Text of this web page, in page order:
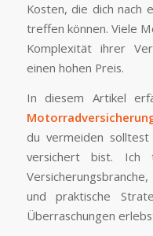
Kosten, die dich nach
treffen können. Viele
Komplexität ihrer
einen hohen Preis.
In diesem Artikel
du vermeiden
versichert bist. Ich
und praktische
Überraschungen